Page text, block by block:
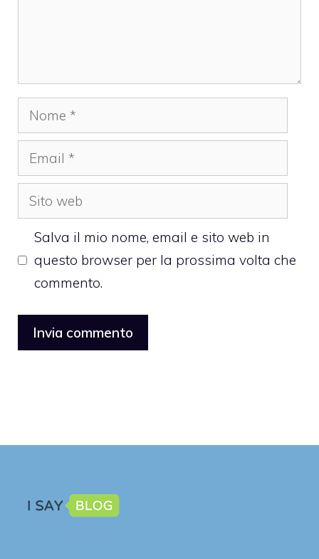
Nome
Email
Sito
web
Salva il mio nome, email e sito web in
questo browser per la prossima volta che
commento.